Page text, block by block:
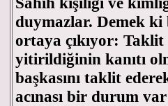
duymazlar. Demek
ortaya çıkıyor:
yitirildiğinin kanıtı
başkasını taklit
acınası bir durum